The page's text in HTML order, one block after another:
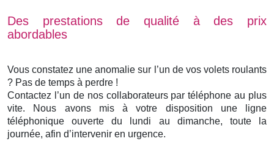
Des prestations de qualité à des prix
abordables
Vous constatez une anomalie sur l’un de vos volets roulants
? Pas de temps à perdre !
Contactez l’un de nos collaborateurs par téléphone au plus
vite. Nous avons mis à votre disposition une ligne
téléphonique ouverte du lundi au dimanche, toute la
journée, afin d’intervenir en urgence.